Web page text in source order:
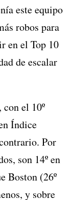
este equipo
robos para
en el Top 10
de escalar
el 10º
Índice
Por
son 14º en
Boston (26º
y sobre